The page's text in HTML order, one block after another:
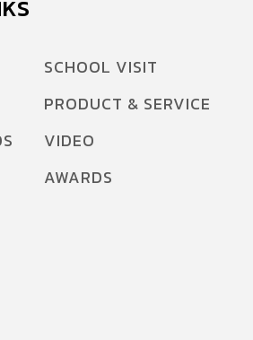
SCHOOL VISIT
PRODUCT & SERVICE
VIDEO
AWARDS